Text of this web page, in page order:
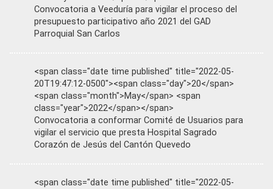
Convocatoria a Veeduría para vigilar el proceso del
presupuesto participativo año 2021 del GAD
Parroquial San Carlos
<span class="date time published" title="2022-05-
20T19:47:12-0500"><span class="day">20</span>
<span class="month">May</span> <span
class="year">2022</span></span>
Convocatoria a conformar Comité de Usuarios para
vigilar el servicio que presta Hospital Sagrado
Corazón de Jesús del Cantón Quevedo
<span class="date time published" title="2022-05-